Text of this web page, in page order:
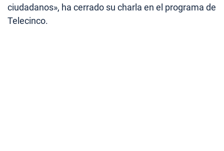
ciudadanos», ha cerrado su charla en el programa de
Telecinco.